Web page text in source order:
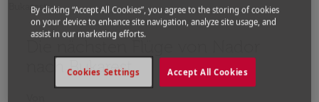
Bukarest
Die nächsten Flüge von Nador
nach Bukarest
Bitte ändern Sie Ihre gewünschte Route (Abflugort
By clicking “Accept All Cookies”, you agree to the storing of cookies
on your device to enhance site navigation, analyze site usage, and
assist in our marketing efforts.
Accept All Cookies
Cookies Settings